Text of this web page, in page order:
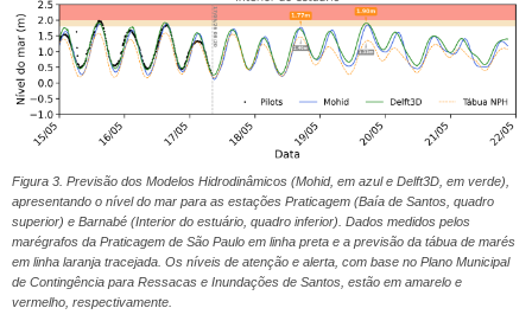
Figura 3. Previsão dos Modelos Hidrodinâmicos (Mohid, em azul e Delft3D, em verde),
apresentando o nível do mar para as estações Praticagem (Baía de Santos, quadro
superior) e Barnabé (Interior do estuário, quadro inferior). Dados medidos pelos
marégrafos da Praticagem de São Paulo em linha preta e a previsão da tábua de marés
em linha laranja tracejada. Os níveis de atenção e alerta, com base no Plano Municipal
de Contingência para Ressacas e Inundações de Santos, estão em amarelo e
vermelho, respectivamente.